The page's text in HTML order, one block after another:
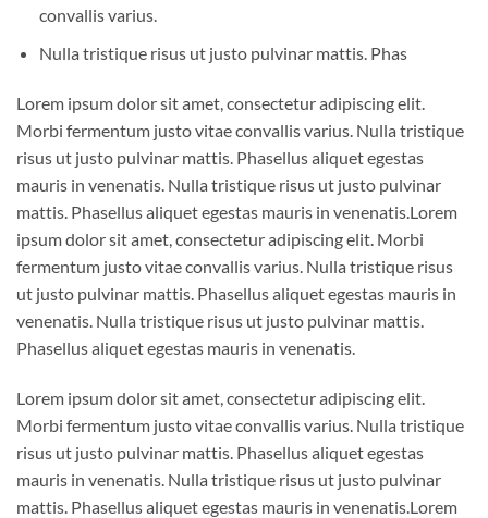
convallis varius.
Nulla tristique risus ut justo pulvinar mattis. Phas
Lorem ipsum dolor sit amet, consectetur adipiscing elit.
Morbi fermentum justo vitae convallis varius. Nulla tristique
risus ut justo pulvinar mattis. Phasellus aliquet egestas
mauris in venenatis. Nulla tristique risus ut justo pulvinar
mattis. Phasellus aliquet egestas mauris in venenatis.Lorem
ipsum dolor sit amet, consectetur adipiscing elit. Morbi
fermentum justo vitae convallis varius. Nulla tristique risus
ut justo pulvinar mattis. Phasellus aliquet egestas mauris in
venenatis. Nulla tristique risus ut justo pulvinar mattis.
Phasellus aliquet egestas mauris in venenatis.
Lorem ipsum dolor sit amet, consectetur adipiscing elit.
Morbi fermentum justo vitae convallis varius. Nulla tristique
risus ut justo pulvinar mattis. Phasellus aliquet egestas
mauris in venenatis. Nulla tristique risus ut justo pulvinar
mattis. Phasellus aliquet egestas mauris in venenatis.Lorem